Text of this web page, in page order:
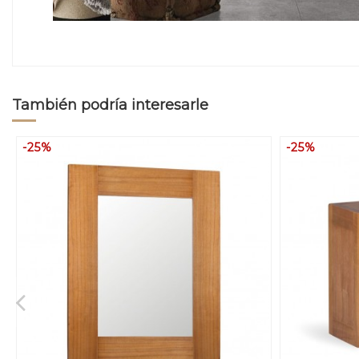
También podría interesarle
-25% -25%